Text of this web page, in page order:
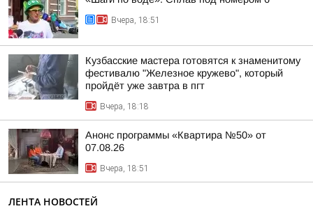
Вчера, 18:51
Кузбасские мастера готовятся к знаменитому
фестивалю "Железное кружево", который
пройдёт уже завтра в пгт
Вчера, 18:18
Анонс программы «Квартира №50» от
07.08.26
Вчера, 18:51
ЛЕНТА НОВОСТЕЙ